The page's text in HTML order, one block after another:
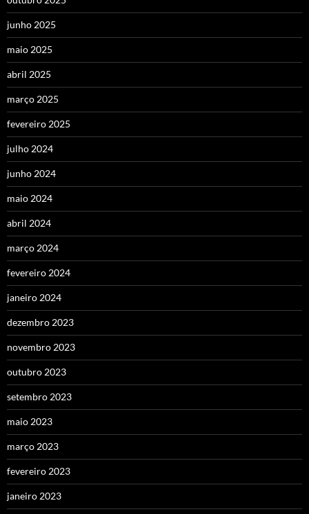
junho 2025
maio 2025
abril 2025
março 2025
fevereiro 2025
julho 2024
junho 2024
maio 2024
abril 2024
março 2024
fevereiro 2024
janeiro 2024
dezembro 2023
novembro 2023
outubro 2023
setembro 2023
maio 2023
março 2023
fevereiro 2023
janeiro 2023